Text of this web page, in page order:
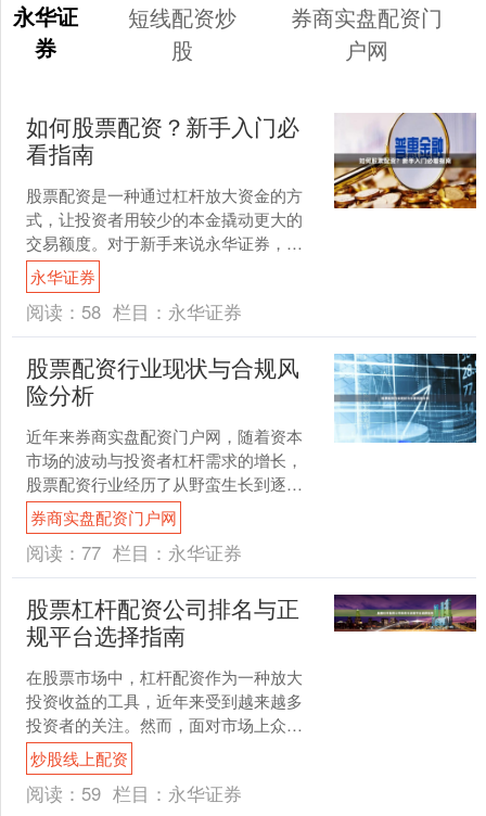
永华证
券
短线配资炒
股
券商实盘配资门
户网
如何股票配资？新手入门必
看指南
股票配资是一种通过杠杆放大资金的方
式，让投资者用较少的本金撬动更大的
交易额度。对于新手来说永华证券，理
解配资的基本逻辑、风险控制和操作步
骤至关重要。本文将从零开....
永华证券
阅读： 58 栏目： 永华证券
股票配资行业现状与合规风
险分析
近年来券商实盘配资门户网，随着资本
市场的波动与投资者杠杆需求的增长，
股票配资行业经历了从野蛮生长到逐步
规范的过程。然而，在监管趋严的背景
下，该行业仍存在诸多合规....
券商实盘配资门户网
阅读： 77 栏目： 永华证券
股票杠杆配资公司排名与正
规平台选择指南
在股票市场中，杠杆配资作为一种放大
投资收益的工具，近年来受到越来越多
投资者的关注。然而，面对市场上众多
的配资公司，如何选择正规、安全、可
靠的平台，成为投资者必须....
炒股线上配资
阅读： 59 栏目： 永华证券